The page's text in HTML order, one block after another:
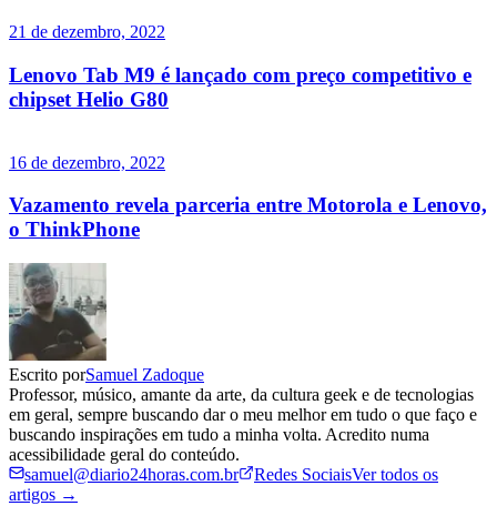
21 de dezembro, 2022
Lenovo Tab M9 é lançado com preço competitivo e
chipset Helio G80
16 de dezembro, 2022
Vazamento revela parceria entre Motorola e Lenovo,
o ThinkPhone
Escrito porSamuel Zadoque
Professor, músico, amante da arte, da cultura geek e de tecnologias
em geral, sempre buscando dar o meu melhor em tudo o que faço e
buscando inspirações em tudo a minha volta. Acredito numa
acessibilidade geral do conteúdo.
samuel@diario24horas.com.br
Redes SociaisVer todos os
artigos →